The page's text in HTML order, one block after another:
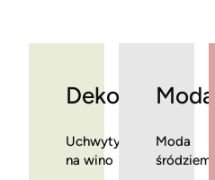
Dekoracje
Uchwyty
na wino
Moda
Moda